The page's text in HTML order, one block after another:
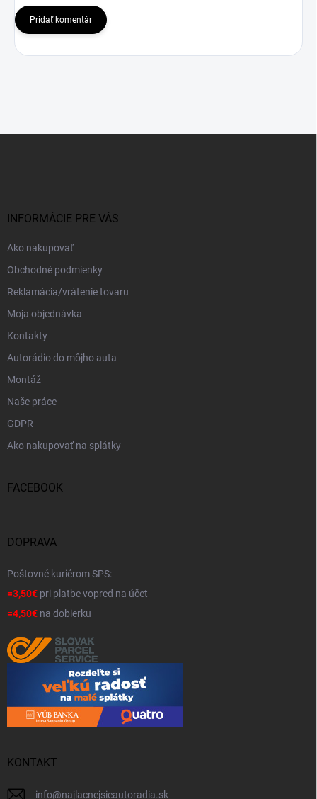
Pridať komentár
INFORMÁCIE PRE VÁS
Ako nakupovať
Obchodné podmienky
Reklamácia/vrátenie tovaru
Moja objednávka
Kontakty
Autorádio do môjho auta
Montáž
Naše práce
GDPR
Ako nakupovať na splátky
FACEBOOK
DOPRAVA
Poštovné kuriérom SPS:
=3,50€ pri platbe vopred na účet
=4,50€ na dobierku
KONTAKT
info@najlacnejsieautoradia.sk